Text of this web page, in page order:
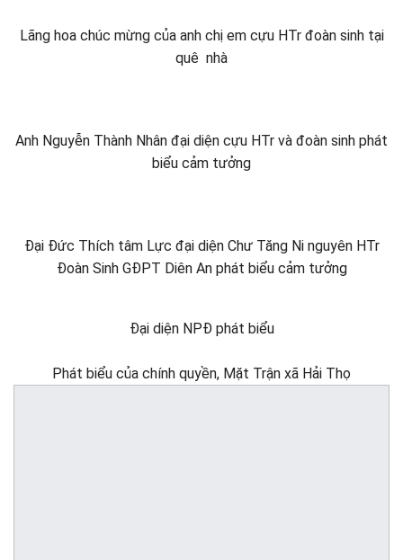
Lãng hoa chúc mừng của anh chị em cựu HTr đoàn sinh tại
quê nhà
Anh Nguyễn Thành Nhân đại diện cựu HTr và đoàn sinh phát
biểu cảm tưởng
Đại Đức Thích tâm Lực đại diện Chư Tăng Ni nguyên HTr
Đoàn Sinh GĐPT Diên An phát biểu cảm tưởng
Đại diện NPĐ phát biểu
Phát biểu của chính quyền, Mặt Trận xã Hải Thọ